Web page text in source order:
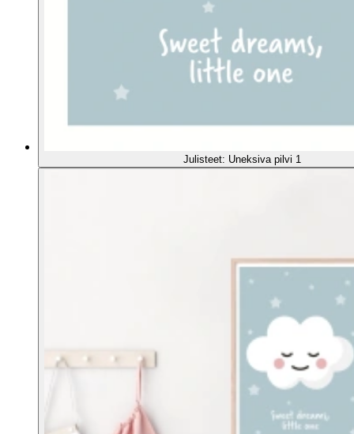
Julisteet: Uneksiva pilvi 1